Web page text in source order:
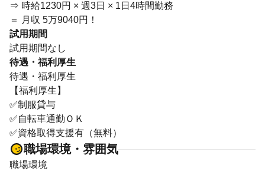
⇒ 時給1230円 × 週3日 × 1日4時間勤務
＝ 月収 5万9040円！
試用期間
試用期間なし
待遇・福利厚生
待遇・福利厚生
【福利厚生】
✅制服貸与
✅自転車通勤ＯＫ
✅資格取得支援有（無料）
職場環境・雰囲気
職場環境